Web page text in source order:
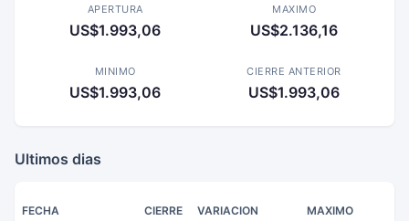
APERTURA
US$1.993,06
MAXIMO
US$2.136,16
MINIMO
US$1.993,06
CIERRE ANTERIOR
US$1.993,06
Ultimos dias
FECHA CIERRE VARIACION MAXIMO